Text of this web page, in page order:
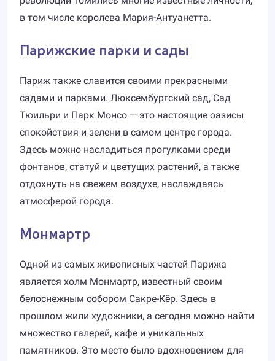
в том числе королева Мария-Антуанетта.
Парижские парки и сады
Париж также славится своими прекрасными
садами и парками. Люксембургский сад, Сад
Тюильри и Парк Монсо — это настоящие оазисы
спокойствия и зелени в самом центре города.
Здесь можно насладиться прогулками среди
фонтанов, статуй и цветущих растений, а также
отдохнуть на свежем воздухе, наслаждаясь
атмосферой города.
Монмартр
Одной из самых живописных частей Парижа
является холм Монмартр, известный своим
белоснежным собором Сакре-Кёр. Здесь в
прошлом жили художники, а сегодня можно найти
множество галерей, кафе и уникальных
памятников. Это место было вдохновением для